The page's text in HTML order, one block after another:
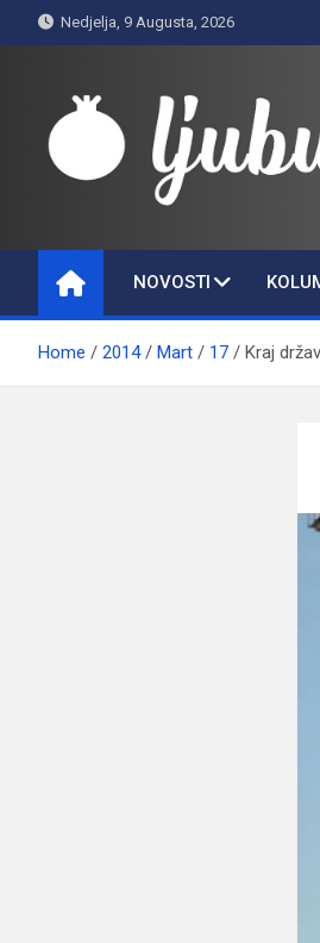
to
Nedjelja, 9 Augusta, 2026
Ljubušaci
NOVOSTI
Home 2014 Mart 17 Kraj